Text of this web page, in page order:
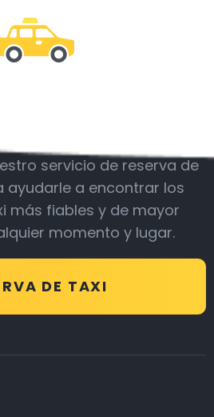
servicio de reserva de
ayudarle a encontrar los
más fiables y de mayor
momento y lugar.
DE TAXI